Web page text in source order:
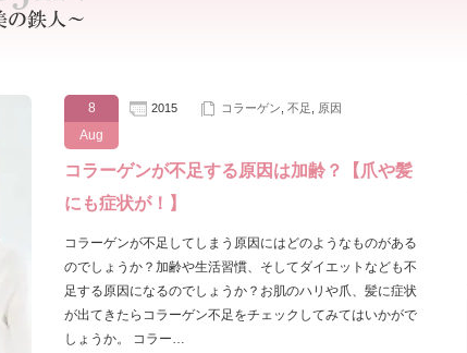
8
Aug
2015 コラーゲン 不足 原因
コラーゲンが不足する原因は加齢？【爪や髪
にも症状が！】
コラーゲンが不足してしまう原因にはどのようなものがある
のでしょうか？加齢や生活習慣、そしてダイエットなども不
足する原因になるのでしょうか？お肌のハリや爪、髪に症状
が出てきたらコラーゲン不足をチェックしてみてはいかがで
しょうか。 コラー…